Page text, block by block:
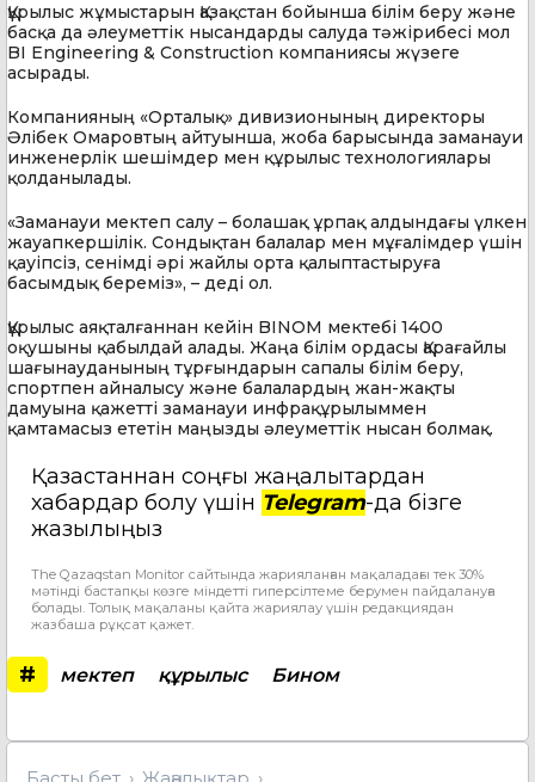
Құрылыс жұмыстарын Қазақстан бойынша білім беру және
басқа да әлеуметтік нысандарды салуда тәжірибесі мол
BI Engineering & Construction компаниясы жүзеге
асырады.
Компанияның «Орталық» дивизионының директоры
Әлібек Омаровтың айтуынша, жоба барысында заманауи
инженерлік шешімдер мен құрылыс технологиялары
қолданылады.
«Заманауи мектеп салу – болашақ ұрпақ алдындағы үлкен
жауапкершілік. Сондықтан балалар мен мұғалімдер үшін
қауіпсіз, сенімді әрі жайлы орта қалыптастыруға
басымдық береміз», – деді ол.
Құрылыс аяқталғаннан кейін BINOM мектебі 1400
оқушыны қабылдай алады. Жаңа білім ордасы Қарағайлы
шағынауданының тұрғындарын сапалы білім беру,
спортпен айналысу және балалардың жан-жақты
дамуына қажетті заманауи инфрақұрылыммен
қамтамасыз ететін маңызды әлеуметтік нысан болмақ.
Қазақстаннан соңғы жаңалықтардан
хабардар болу үшін Telegram-да бізге
жазылыңыз
The Qazaqstan Monitor сайтында жарияланған мақаладағы тек 30%
мәтінді бастапқы көзге міндетті гиперсілтеме берумен пайдалануға
болады. Толық мақаланы қайта жариялау үшін редакциядан
жазбаша рұқсат қажет.
# мектеп құрылыс Бином